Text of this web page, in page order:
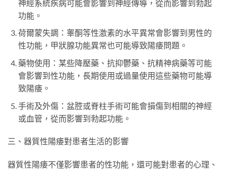
神經系統疾病可能會影響到神經傳導，從而影響到勃起
功能。
荷爾蒙失調：睾酮等性激素的水平異常會影響到男性的
性功能，甲狀腺功能異常也可能導致陽痿問題。
藥物使用：某些降壓藥、抗抑鬱藥、抗精神病藥等可能
會影響到性功能，長期使用或過量使用這些藥物可能導
致陽痿。
手術及外傷：盆腔或脊柱手術可能會損傷到相關的神經
或血管，從而影響到勃起功能。
三、器質性陽痿對患者生活的影響
器質性陽痿不僅影響患者的性功能，還可能對患者的心理、